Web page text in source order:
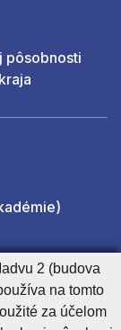
pôsobnosti
2 (budova
na tomto
za účelom